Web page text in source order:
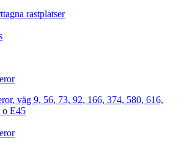
rastplatser
väg 9, 56, 73, 92, 166, 374, 580, 616,
o E45